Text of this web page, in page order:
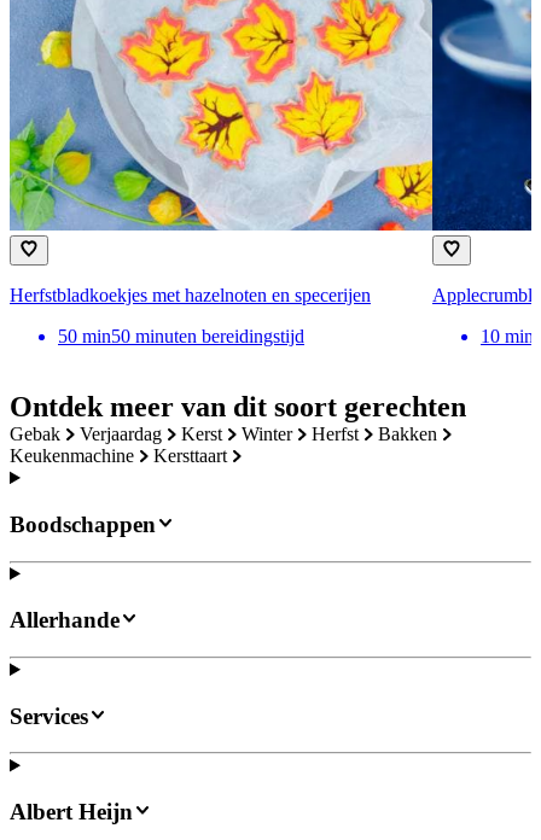
Ontdek meer van dit soort gerechten
gebak verjaardag kerst winter herfst
bakken
keukenmachine
kersttaart
Herfstbladkoekjes met hazelnoten en specerijen
50 min50 minuten bereidingstijd
10 min
Boodschappen
Allerhande
Services
Albert Heijn